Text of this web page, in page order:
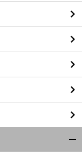
る